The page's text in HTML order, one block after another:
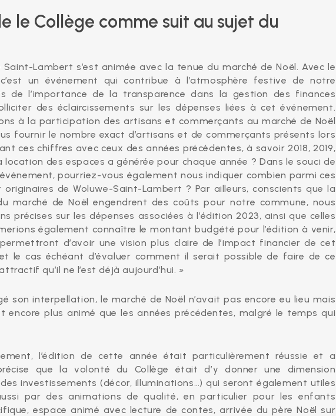
le Collège comme suit au sujet du
Lambert s’est animée avec la tenue du marché de Noël. Avec le
un événement qui contribue à l’atmosphère festive de notre
de l’importance de la transparence dans la gestion des finances
des éclaircissements sur les dépenses liées à cet événement.
à la participation des artisans et commerçants au marché de Noël
fournir le nombre exact d’artisans et de commerçants présents lors
ces chiffres avec ceux des années précédentes, à savoir 2018, 2019,
location des espaces a générée pour chaque année ? Dans le souci de
pourriez-vous également nous indiquer combien parmi ces
de Woluwe-Saint-Lambert ? Par ailleurs, conscients que la
marché de Noël engendrent des coûts pour notre commune, nous
précises sur les dépenses associées à l’édition 2023, ainsi que celles
également connaître le montant budgété pour l’édition à venir,
d’avoir une vision plus claire de l’impact financier de cet
le cas échéant d’évaluer comment il serait possible de faire de ce
qu’il ne l’est déjà aujourd’hui. »
son interpellation, le marché de Noël n’avait pas encore eu lieu mais
encore plus animé que les années précédentes, malgré le temps qui
l’édition de cette année était particulièrement réussie et a
que la volonté du Collège était d’y donner une dimension
investissements (décor, illuminations…) qui seront également utiles
par des animations de qualité, en particulier pour les enfants
espace animé avec lecture de contes, arrivée du père Noël sur